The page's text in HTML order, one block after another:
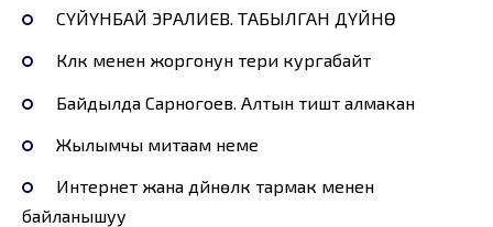
СҮЙҮНБАЙ ЭРАЛИЕВ. ТАБЫЛГАН ДҮЙНӨ
Күлүк менен жоргонун тери кургабайт
Байдылда Сарногоев. Алтын тиштүү алмакан
Жылымчы митаам неме
Интернет жана дүйнөлүк тармак менен
байланышуу